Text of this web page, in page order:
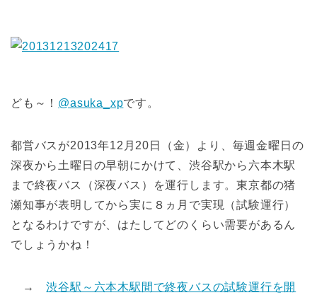
ども～！ @asuka_xpです。
都営バスが2013年12月20日（金）より、毎週金曜日の
深夜から土曜日の早朝にかけて、渋谷駅から六本木駅
まで終夜バス（深夜バス）を運行します。東京都の猪
瀬知事が表明してから実に８ヵ月で実現（試験運行）
となるわけですが、はたしてどのくらい需要があるん
でしょうかね！
→渋谷駅～六本木駅間で終夜バスの試験運行を開